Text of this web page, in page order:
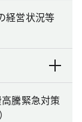
経営状況等
騰緊急対策